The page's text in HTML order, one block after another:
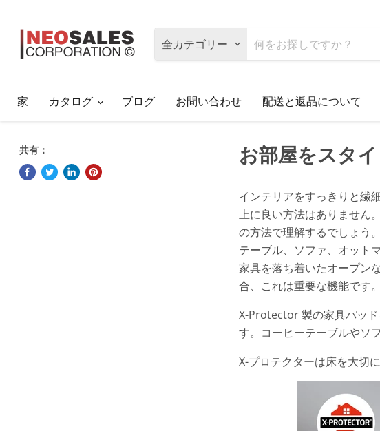
全カテゴリー
家 カタログ ブログ お問い合わせ 配送と返品について
共有： お部屋をスタ
インテリアをすっきりと繊
上に良い方法はありません
の方法で理解するでしょう
テーブル、ソファ、オット
家具を落ち着いたオープン
合、これは重要な機能です。
X-Protector 製の家具パッ
す。コーヒーテーブルやソ
X-プロテクターは床を大切に